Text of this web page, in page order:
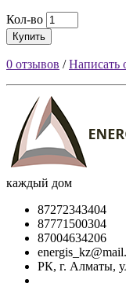
Кол-во
Купить
0 отзывов /Написать
каждый дом
87272343404
87771500304
87004634206
РК, г. Алматы,